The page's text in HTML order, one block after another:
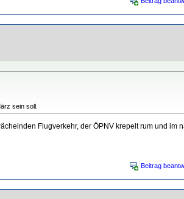
sein soll.
Flugverkehr, der ÖPNV krepelt rum und im
Beitrag